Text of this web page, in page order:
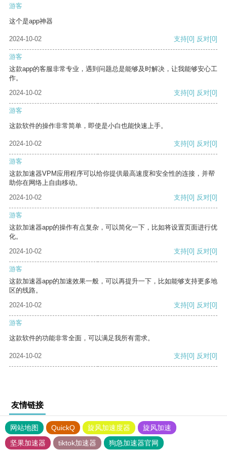
游客
这个是app神器
2024-10-02 支持[0] 反对[0]
游客
这款app的客服非常专业，遇到问题总是能够及时解决，让我能够安心工
作。
2024-10-02
支持[0] 反对[0]
游客
这款软件的操作非常简单，即使是小白也能快速上手。
2024-10-02 支持[0] 反对[0]
游客
这款加速器VPM应用程序可以给你提供最高速度和安全性的连接，并帮
助你在网络上自由移动。
2024-10-02
支持[0] 反对[0]
游客
这款加速器app的操作有点复杂，可以简化一下，比如将设置页面进行优
化。
2024-10-02
支持[0] 反对[0]
游客
这款加速器app的加速效果一般，可以再提升一下，比如能够支持更多地
区的线路。
2024-10-02
支持[0] 反对[0]
游客
这款软件的功能非常全面，可以满足我所有需求。
2024-10-02 支持[0] 反对[0]
友情链接
网站地图 QuickQ 旋风加速度器
旋风加速
坚果加速器
tiktok加速器 狗急加速器官网